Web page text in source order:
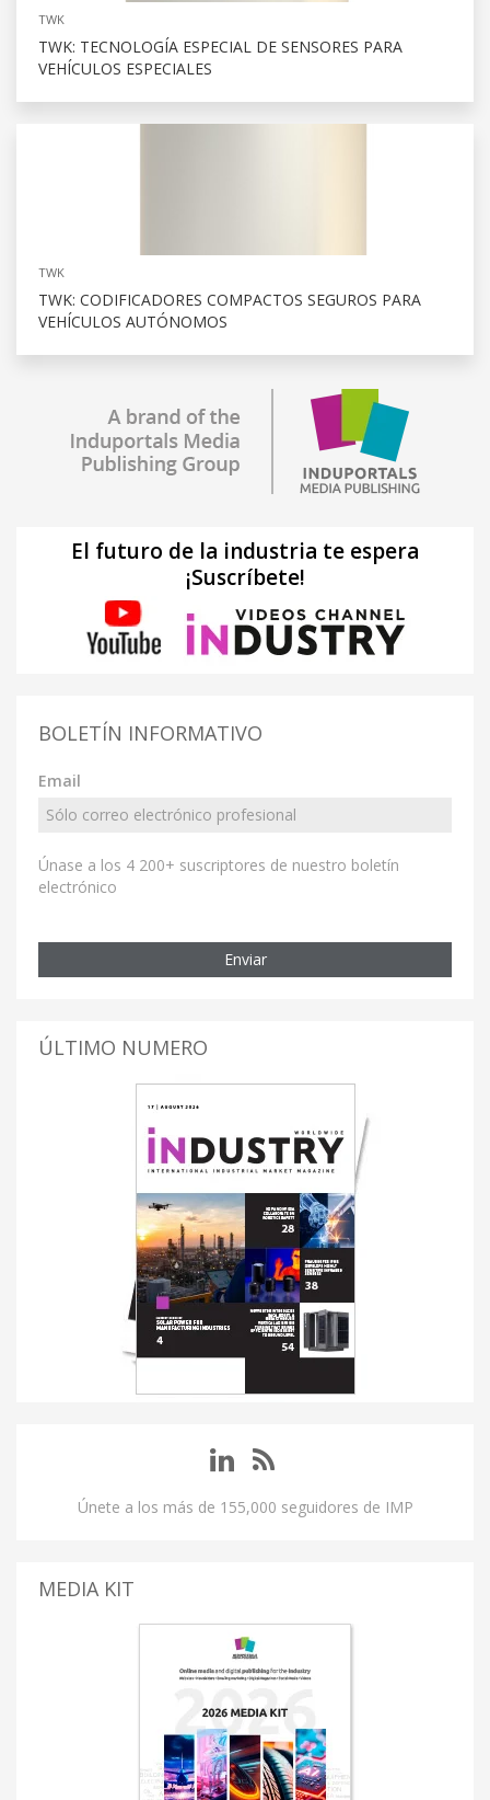
TWK
TWK: TECNOLOGÍA ESPECIAL DE SENSORES PARA
VEHÍCULOS ESPECIALES
TWK
TWK: CODIFICADORES COMPACTOS SEGUROS PARA
VEHÍCULOS AUTÓNOMOS
El futuro de la industria te espera
¡Suscríbete!
BOLETÍN INFORMATIVO
Email
Únase a los 4 200+ suscriptores de nuestro boletín
electrónico
Enviar
ÚLTIMO NUMERO
Únete a los más de 155,000 seguidores de IMP
MEDIA KIT